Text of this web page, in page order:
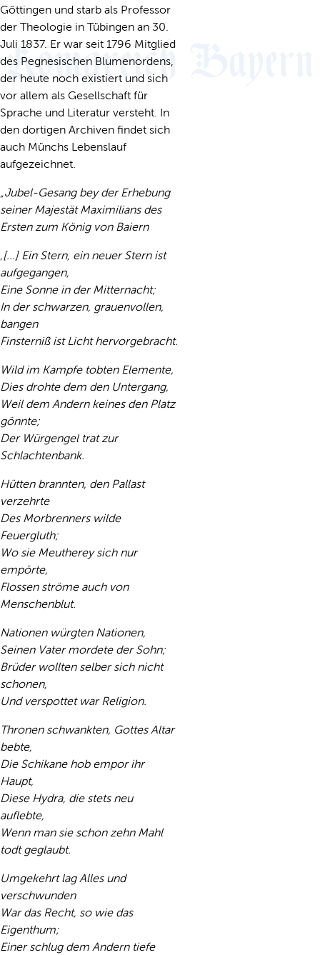
Göttingen und starb als Professor
der Theologie in Tübingen an 30.
Juli 1837. Er war seit 1796 Mitglied
des Pegnesischen Blumenordens,
der heute noch existiert und sich
vor allem als Gesellschaft für
Sprache und Literatur versteht. In
den dortigen Archiven findet sich
auch Münchs Lebenslauf
aufgezeichnet.
„Jubel-Gesang bey der Erhebung
seiner Majestät Maximilians des
Ersten zum König von Baiern
‚[...] Ein Stern, ein neuer Stern ist
aufgegangen,
Eine Sonne in der Mitternacht;
In der schwarzen, grauenvollen,
bangen
Finsterniß ist Licht hervorgebracht.
Wild im Kampfe tobten Elemente,
Dies drohte dem den Untergang,
Weil dem Andern keines den Platz
gönnte;
Der Würgengel trat zur
Schlachtenbank.
Hütten brannten, den Pallast
verzehrte
Des Morbrenners wilde
Feuergluth;
Wo sie Meutherey sich nur
empörte,
Flossen ströme auch von
Menschenblut.
Nationen würgten Nationen,
Seinen Vater mordete der Sohn;
Brüder wollten selber sich nicht
schonen,
Und verspottet war Religion.
Thronen schwankten, Gottes Altar
bebte,
Die Schikane hob empor ihr
Haupt,
Diese Hydra, die stets neu
auflebte,
Wenn man sie schon zehn Mahl
todt geglaubt.
Umgekehrt lag Alles und
verschwunden
War das Recht, so wie das
Eigenthum;
Einer schlug dem Andern tiefe